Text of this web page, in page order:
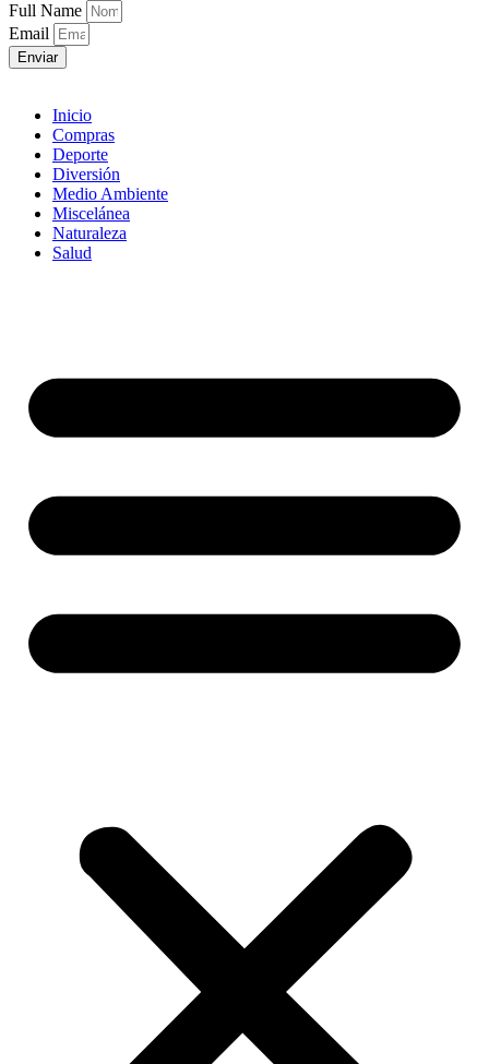
Full Name
Email
Enviar
Inicio
Compras
Deporte
Diversión
Medio Ambiente
Miscelánea
Naturaleza
Salud